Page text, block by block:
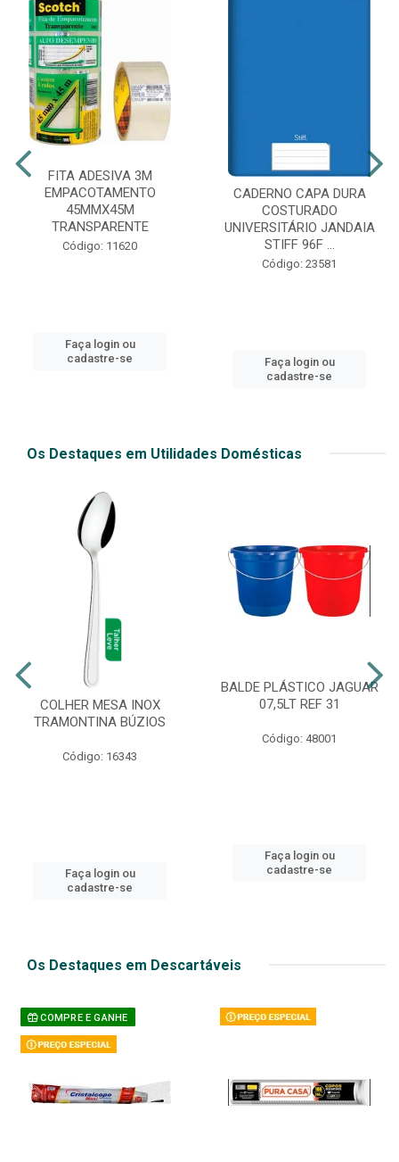
FITA ADESIVA 3M
EMPACOTAMENTO
45MMX45M
TRANSPARENTE
Código: 11620
Faça login ou
cadastre-se
CADERNO CAPA DURA
COSTURADO
UNIVERSITÁRIO JANDAIA
STIFF 96F ...
Código: 23581
Faça login ou
cadastre-se
Os Destaques em Utilidades Domésticas
COLHER MESA INOX
TRAMONTINA BÚZIOS
Código: 16343
Faça login ou
cadastre-se
BALDE PLÁSTICO JAGUAR
07,5LT REF 31
Código: 48001
Faça login ou
cadastre-se
Os Destaques em Descartáveis
COMPRE E GANHE